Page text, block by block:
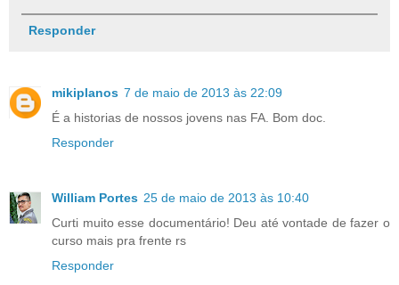
Responder
mikiplanos 7 de maio de 2013 às 22:09
É a historias de nossos jovens nas FA. Bom doc.
Responder
William Portes 25 de maio de 2013 às 10:40
Curti muito esse documentário! Deu até vontade de fazer o
curso mais pra frente rs
Responder